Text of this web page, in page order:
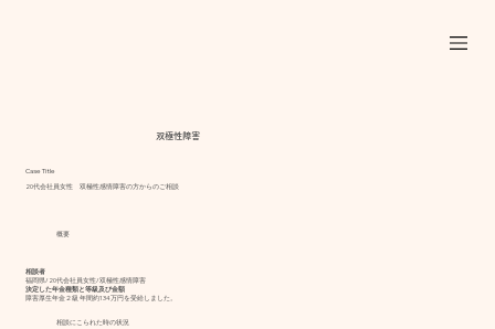
双極性障害
Case Title
20代会社員女性 双極性感情障害の方からのご相談
概要
相談者
福岡県/20代会社員女性/双極性感情障害
決定した年金種類と等級及び金額
障害厚生年金２級 年間約134万円を受給しました。
相談にこられた時の状況